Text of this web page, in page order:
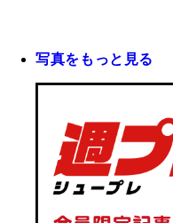
写真をもっと見る